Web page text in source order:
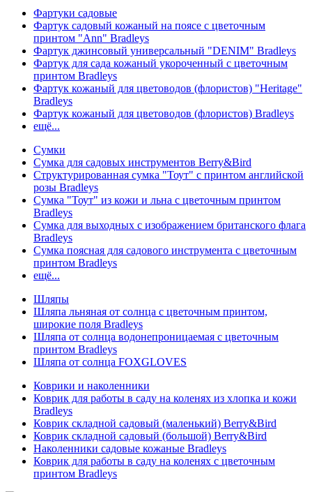
Фартуки садовые
Фартук садовый кожаный на поясе с цветочным
принтом "Ann" Bradleys
Фартук джинсовый универсальный "DENIM" Bradleys
Фартук для сада кожаный укороченный с цветочным
принтом Bradleys
Фартук кожаный для цветоводов (флористов) "Heritage"
Bradleys
Фартук кожаный для цветоводов (флористов) Bradleys
ещё...
Сумки
Сумка для садовых инструментов Berry&Bird
Структурированная сумка "Тоут" с принтом английской
розы Bradleys
Сумка "Тоут" из кожи и льна с цветочным принтом
Bradleys
Сумка для выходных с изображением британского флага
Bradleys
Сумка поясная для садового инструмента с цветочным
принтом Bradleys
ещё...
Шляпы
Шляпа льняная от солнца с цветочным принтом,
широкие поля Bradleys
Шляпа от солнца водонепроницаемая с цветочным
принтом Bradleys
Шляпа от солнца FOXGLOVES
Коврики и наколенники
Коврик для работы в саду на коленях из хлопка и кожи
Bradleys
Коврик складной садовый (маленький) Berry&Bird
Коврик складной садовый (большой) Berry&Bird
Наколенники садовые кожаные Bradleys
Коврик для работы в саду на коленях с цветочным
принтом Bradleys